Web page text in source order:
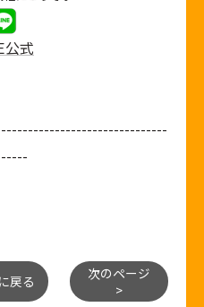
公式
戻る
次のページ
>